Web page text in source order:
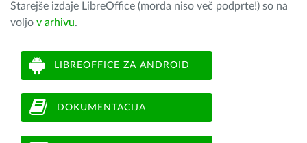
Starejše izdaje LibreOffice (morda niso več podprte!) so na
voljo v arhivu.
LIBREOFFICE ZA ANDROID
DOKUMENTACIJA